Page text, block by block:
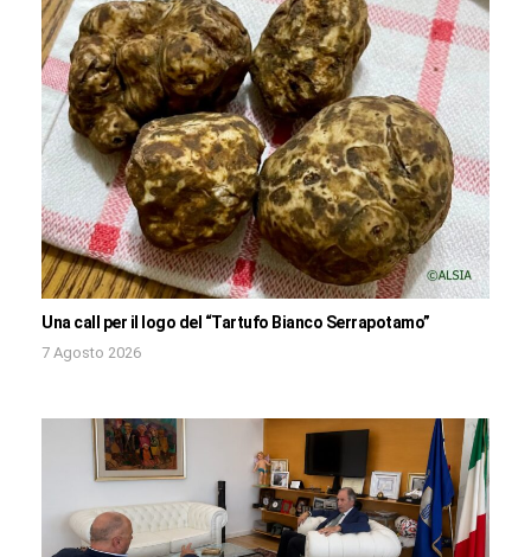
Una call per il logo del “Tartufo Bianco Serrapotamo”
7 Agosto 2026